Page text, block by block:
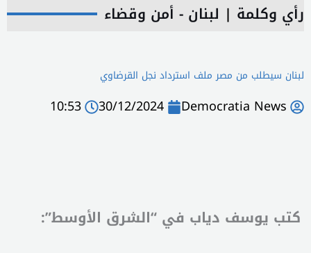
رأي وكلمة | لبنان - أمن وقضاء
لبنان سيطلب من مصر ملف استرداد نجل القرضاوي
Democratia News
30/12/2024
10:53
كتب يوسف دياب في “الشرق الأوسط”: